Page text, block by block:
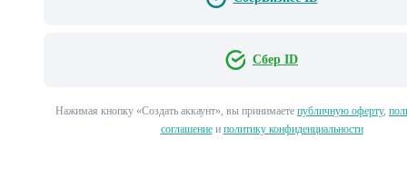
Сбер ID
Нажимая кнопку «Создать аккаунт», вы принимаете публичную оферту,
соглашениеи политику конфиденциальности